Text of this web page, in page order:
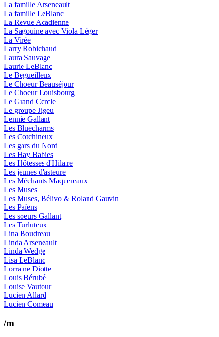
La famille Arseneault
La famille LeBlanc
La Revue Acadienne
La Sagouine avec Viola Léger
La Virée
Larry Robichaud
Laura Sauvage
Laurie LeBlanc
Le Begueilleux
Le Choeur Beauséjour
Le Choeur Louisbourg
Le Grand Cercle
Le groupe Jigeu
Lennie Gallant
Les Bluecharms
Les Cotchineux
Les gars du Nord
Les Hay Babies
Les Hôtesses d'Hilaire
Les jeunes d'asteure
Les Méchants Maquereaux
Les Muses
Les Muses, Bélivo & Roland Gauvin
Les Païens
Les soeurs Gallant
Les Turluteux
Lina Boudreau
Linda Arseneault
Linda Wedge
Lisa LeBlanc
Lorraine Diotte
Louis Bérubé
Louise Vautour
Lucien Allard
Lucien Comeau
/m